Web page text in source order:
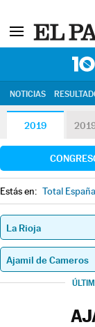
NOTICIAS
2019
Estás en: Total España